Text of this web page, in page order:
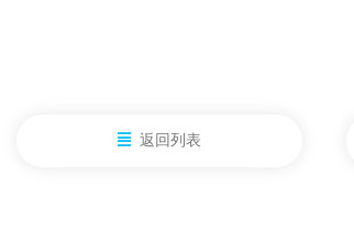
返回列表